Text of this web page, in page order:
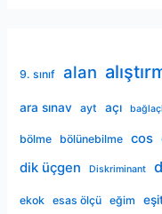
9. sınıf alan
ara sınav ayt açı
bölme bölünebilme cos
dik üçgen Diskriminant
ekok esas ölçü eğim